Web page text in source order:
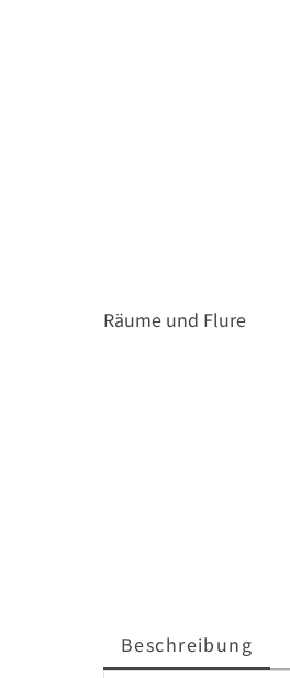
Räume und Flure
Beschreibung